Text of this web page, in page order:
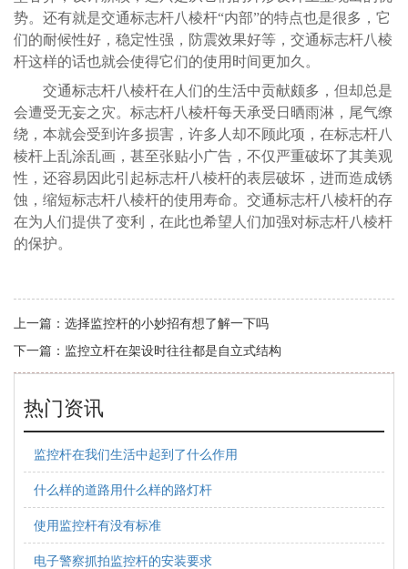
势。还有就是交通标志杆八棱杆“内部”的特点也是很多，它
们的耐候性好，稳定性强，防震效果好等，交通标志杆八棱
杆这样的话也就会使得它们的使用时间更加久。
交通标志杆八棱杆在人们的生活中贡献颇多，但却总是
会遭受无妄之灾。标志杆八棱杆每天承受日晒雨淋，尾气缭
绕，本就会受到许多损害，许多人却不顾此项，在标志杆八
棱杆上乱涂乱画，甚至张贴小广告，不仅严重破坏了其美观
性，还容易因此引起标志杆八棱杆的表层破坏，进而造成锈
蚀，缩短标志杆八棱杆的使用寿命。交通标志杆八棱杆的存
在为人们提供了变利，在此也希望人们加强对标志杆八棱杆
的保护。
上一篇： 选择监控杆的小妙招有想了解一下吗
下一篇： 监控立杆在架设时往往都是自立式结构
热门资讯
监控杆在我们生活中起到了什么作用
什么样的道路用什么样的路灯杆
使用监控杆有没有标准
电子警察抓拍监控杆的安装要求